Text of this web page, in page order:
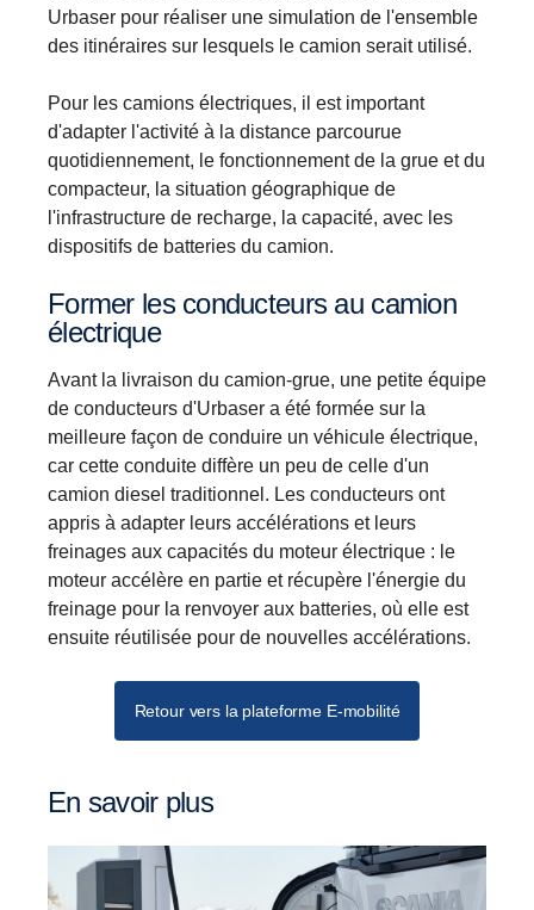
Urbaser pour réaliser une simulation de l'ensemble
des itinéraires sur lesquels le camion serait utilisé.
Pour les camions électriques, il est important
d'adapter l'activité à la distance parcourue
quotidiennement, le fonctionnement de la grue et du
compacteur, la situation géographique de
l'infrastructure de recharge, la capacité, avec les
dispositifs de batteries du camion.
Former les conducteurs au camion
électrique
Avant la livraison du camion-grue, une petite équipe
de conducteurs d'Urbaser a été formée sur la
meilleure façon de conduire un véhicule électrique,
car cette conduite diffère un peu de celle d'un
camion diesel traditionnel. Les conducteurs ont
appris à adapter leurs accélérations et leurs
freinages aux capacités du moteur électrique : le
moteur accélère en partie et récupère l'énergie du
freinage pour la renvoyer aux batteries, où elle est
ensuite réutilisée pour de nouvelles accélérations.
Retour vers la plateforme E-mobilité
En savoir plus